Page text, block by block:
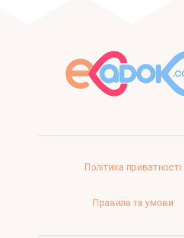
Політика приватності
Правила та умови